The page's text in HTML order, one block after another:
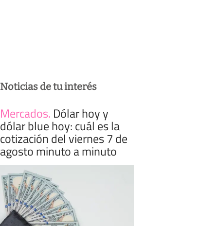
Noticias de tu interés
Mercados. Dólar hoy y
dólar blue hoy: cuál es la
cotización del viernes 7 de
agosto minuto a minuto